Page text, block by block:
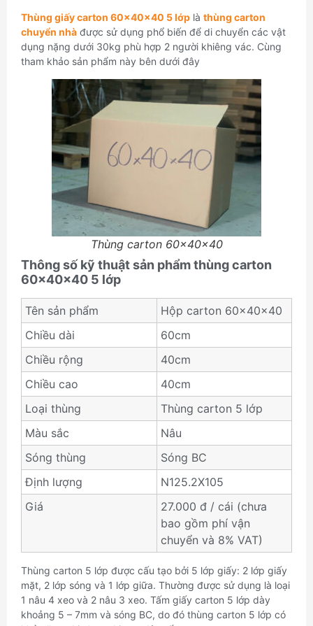
Thùng giấy carton 60x40x40 5 lớp là thùng carton
chuyển nhà được sử dụng phổ biến để di chuyển các vật
dụng nặng dưới 30kg phù hợp 2 người khiêng vác. Cùng
tham khảo sản phẩm này bên dưới đây
Thùng carton 60x40x40
Thông số kỹ thuật sản phẩm thùng carton
60x40x40 5 lớp
Tên sản phẩm
Hộp carton 60x40x40
Chiều dài
60cm
Chiều rộng
40cm
Chiều cao
40cm
Loại thùng
Thùng carton 5 lớp
Màu sắc
Nâu
Sóng thùng
Sóng BC
Định lượng
N125.2X105
Giá
27.000 đ / cái (chưa
bao gồm phí vận
chuyển và 8% VAT)
Thùng carton 5 lớp được cấu tạo bởi 5 lớp giấy: 2 lớp giấy
mặt, 2 lớp sóng và 1 lớp giữa. Thường được sử dụng là loại
1 nâu 4 xeo và 2 nâu 3 xeo. Tấm giấy carton 5 lớp dày
khoảng 5 – 7mm và sóng BC, do đó thùng carton 5 lớp có